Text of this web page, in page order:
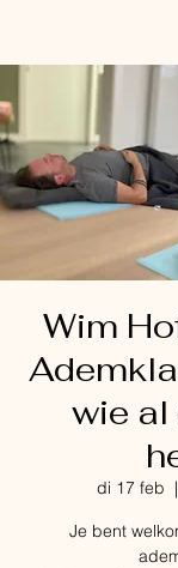
Wim
wie al
di 17 feb
  |
Je bent